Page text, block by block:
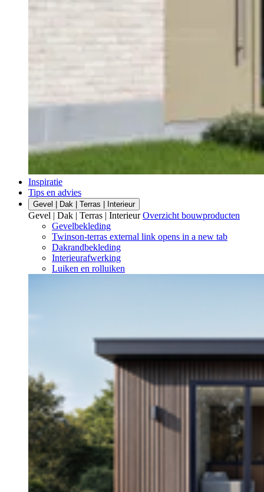
Inspiratie
Tips en advies
Gevel | Dak | Terras | Interieur
Gevel | Dak | Terras | Interieur Overzicht bouwproducten
Gevelbekleding
Twinson-terras external link opens in a new tab
Dakrandbekleding
Interieurafwerking
Luiken en rolluiken